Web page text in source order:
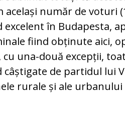
același număr de voturi
excelent în Budapesta,
fiind obținute aici,
cu una-două excepții,
câștigate de partidul lui
rurale și ale urbanului